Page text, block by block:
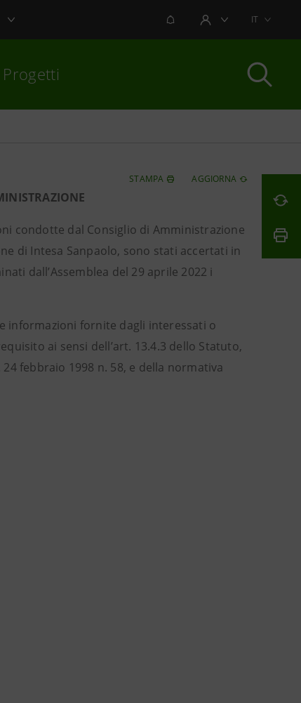
NOTIFICHEAREA UTENTEIT
Progetti
STAMPA AGGIORNA
condotte dal Consiglio di Amministrazione
di Intesa Sanpaolo, sono stati accertati in
dall’Assemblea del 29 aprile 2022 i
informazioni fornite dagli interessati o
ai sensi dell’art. 13.4.3 dello Statuto,
febbraio 1998 n. 58, e della normativa